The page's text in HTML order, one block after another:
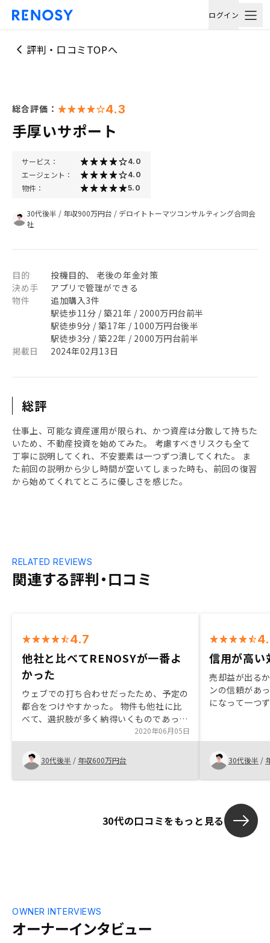
ログイン
評判・口コミTOPへ
総合評価： 4.3
手厚いサポート
サービス： 4.0
エージェント： 4.0
物件： 5.0
30代後半 / 年収900万円台 / デロイトトーマツコンサルティング合同会
社
目的
投機目的、 老後の年金対策
決め手
アプリで管理ができる
物件
追加購入3件
駅徒歩11分 / 築21年 / 2000万円台前半
駅徒歩9分 / 築17年 / 1000万円台後半
駅徒歩3分 / 築22年 / 2000万円台前半
掲載日
2024年02月13日
総評
仕事上、可能な資産運用が限られ、かつ資産は分散して持ちた
いため、不動産投資を始めてみた。 考慮すべきリスクも全て
丁寧に説明してくれ、不安要素は一つずつ潰してくれた。 ま
た前回の説明から少し時間が空いてしまった時も、前回の復習
から始めてくれてところに優しさを感じた。
関連する評判・口コミ
RELATED REVIEWS
4.7
他社と比べてRENOSYが一番よ
かった
ウェブでの打ち合わせだったため、予定の
都合をつけやすかった。 物件も他社に比
べて、選択肢が多く納得いくものであっ
2020年06月05日
30代後半 / 年収600万円台
信用が高い
売却益が出る
ンの信頼があ
になって一つ
理プランが具
30代後半 /
30代の口コミをもっと見る
オーナーインタビュー
OWNER INTERVIEWS